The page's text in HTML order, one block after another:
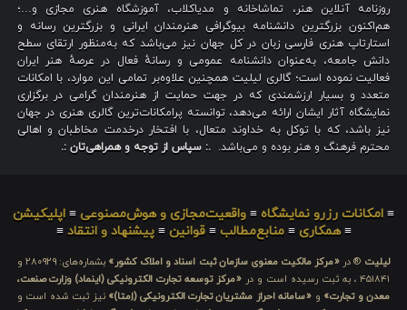
روزنامه آنلاین هنر، تماشاخانه و مدیاکلاب، آموزشگاه هنری مجازی و…؛
هم‌اکنون بزرگترین دانشنامه بیوگرافی هنرمندان ایرانی و بزرگترین رسانه و
استارتاپ هنری فارسی زبان در کل جهان نیز می‌باشد که به‌منظور ارتقای سطح
دانش جامعه، به‌عنوان دانشنامه عمومی و رسانهٔ فعال در عرصهٔ هنر ایران
فعالیت نموده است؛ گالری لیلیت همچنین علاوه‌بر تمامی این موارد، با امکانات
متعدد و بسیار ارزشمندی که در جهت حمایت از هنرمندان گرامی در برگزاری
نمایشگاه آثار ایشان ارائه می‌دهد، توانسته پرامکانات‌ترین گالری هنری در جهان
نیز باشد، که با توکل به خداوند متعال، با افتخار درخدمت مخاطبان و اهالی
محترم فرهنگ و هنر بوده و می‌باشد. .: سپاس از توجه و همراهی‌تان :.
≡ امکانات رزرو نمایشگاه ≡ واقعیت‌مجازی و هوش‌مصنوعی ≡ اپلیکیشن
≡همکاری ≡منابع‌مطالب ≡قوانین ≡پیشنهاد و انتقاد ≡
لیلیت ® در «مرکز مالکیت معنوی سازمان ثبت اسناد و املاک کشور»
بشماره‌های: ۲۸۰۹۲۹ و
۴۵۱۸۴۱ ، به ثبت رسیده است و در
«مرکز توسعه تجارت الکترونیکی (اینماد) وزارت صنعت،
معدن و تجارت» و «سامانه احراز مشتریان تجارت الکترونیکی (اِمتا)» نیز ثبت شده است و